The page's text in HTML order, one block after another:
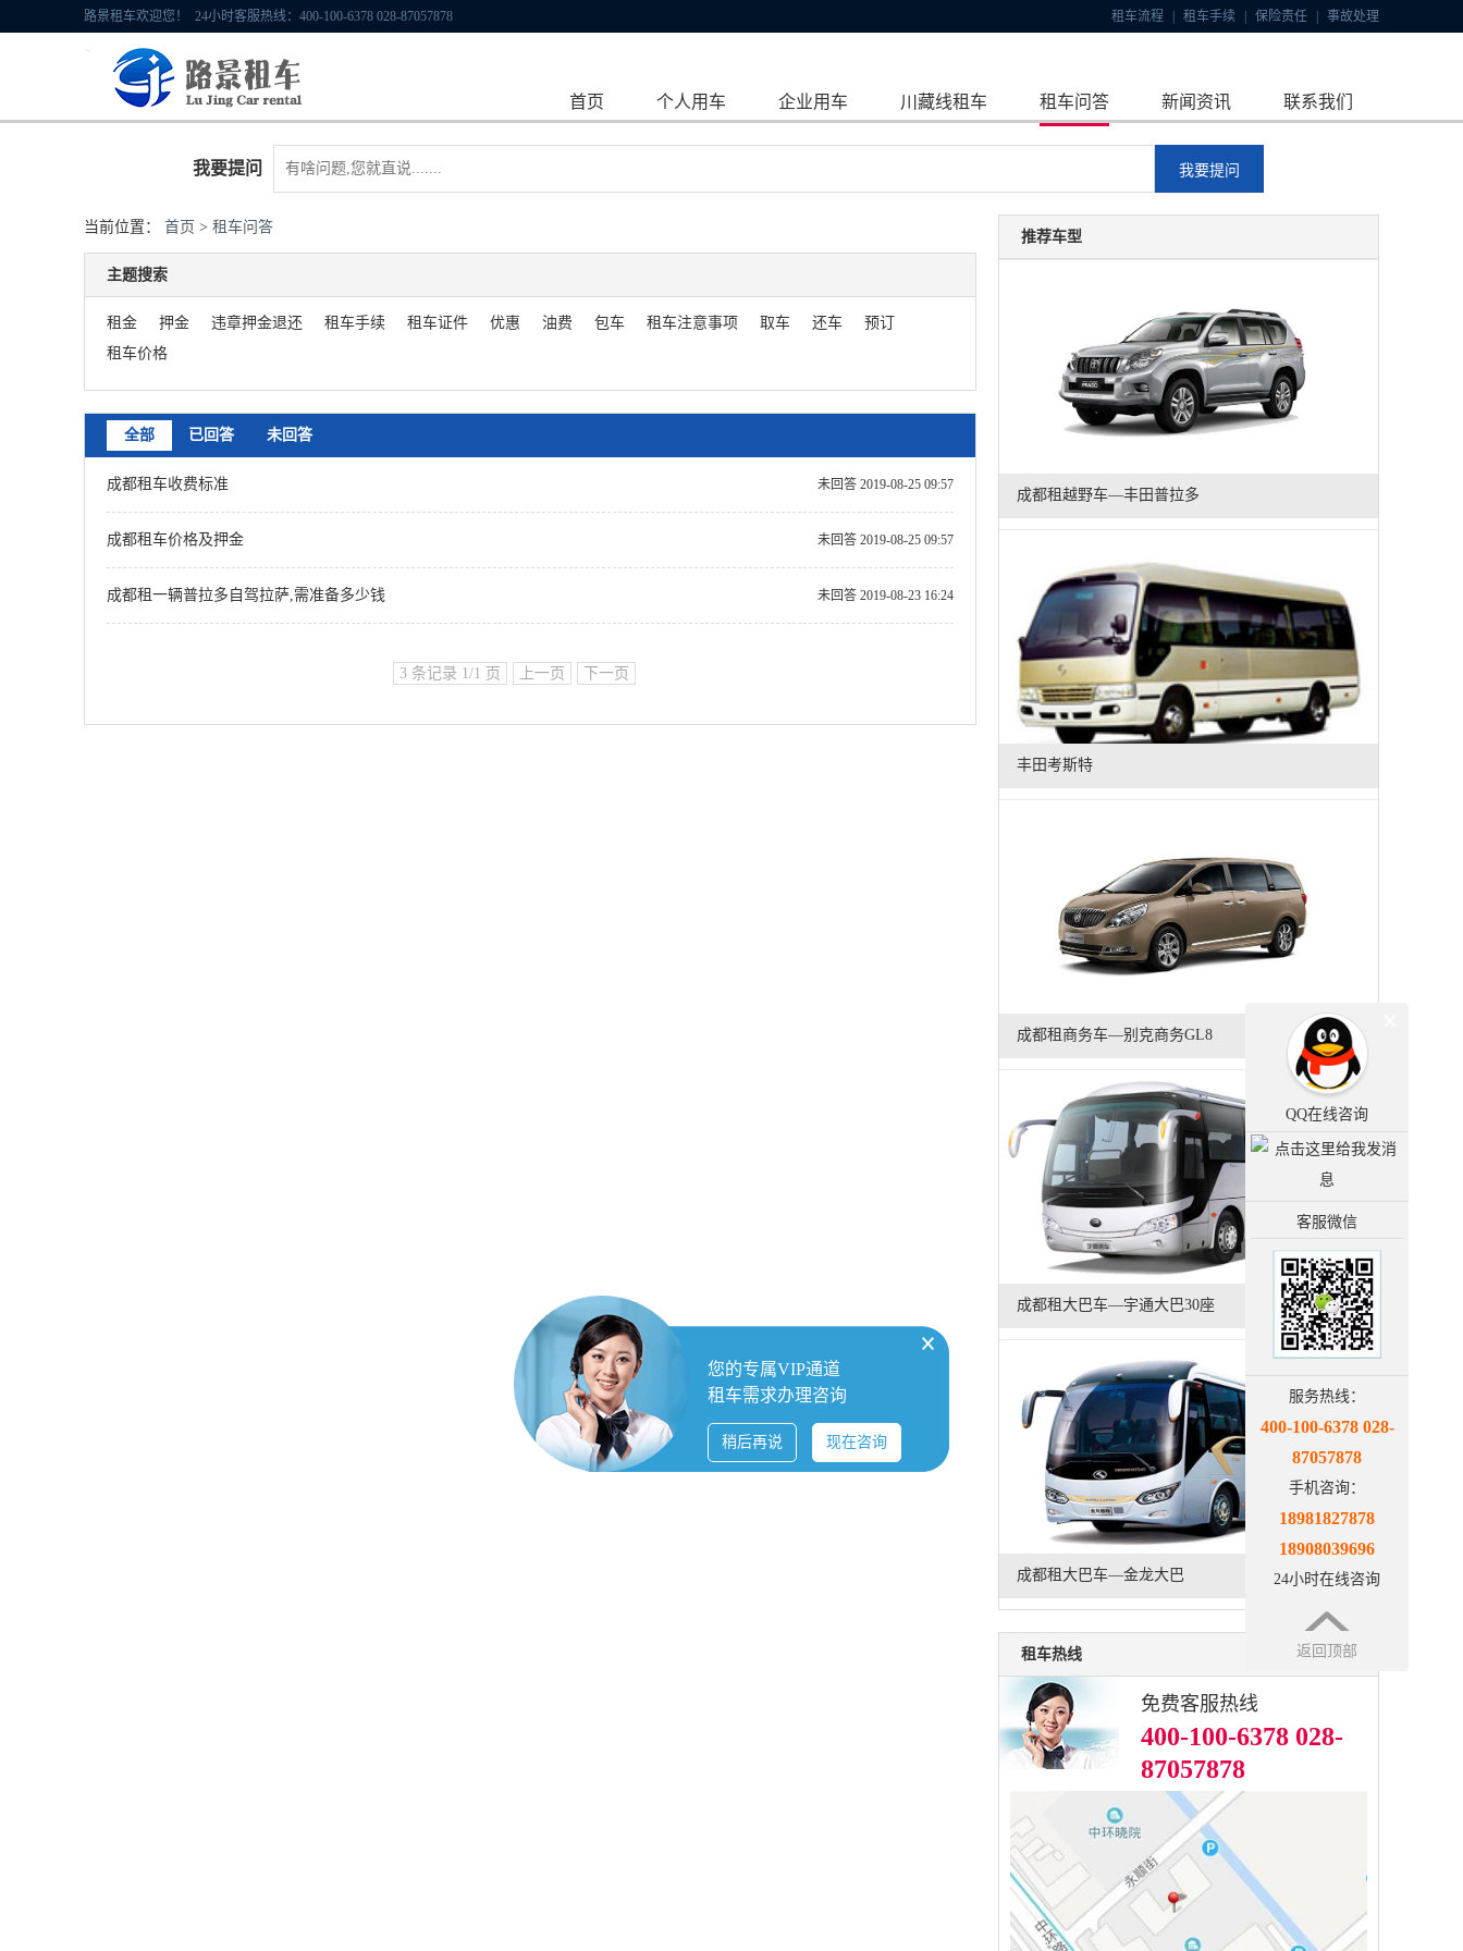
路景租车欢迎您！ 24小时客服热线：400-100-6378 028-87057878 租车流程 租车手续 保险责任 事故处理
首页 个人用车 企业用车 川藏线租车 租车问答 新闻资讯 联系我们
我要提问
当前位置： 首页 > 租车问答
主题搜索
租金 押金 违章押金退还 租车手续 租车证件 优惠 油费 包车 租车注意事项 取车 还车
预订
租车价格
全部 已回答 未回答
成都租车收费标准 未回答 2019-08-25 09:57
成都租车价格及押金 未回答 2019-08-25 09:57
成都租一辆普拉多自驾拉萨,需准备多少钱 未回答 2019-08-23 16:24
3 条记录 1/1 页 上一页 下一页
推荐车型
成都租越野车—丰田普拉多
丰田考斯特
成都租商务车—别克商务GL8
成都租大巴车—宇通大巴30座
成都租大巴车—金龙大巴
租车热线
免费客服热线
400-100-6378 028-
87057878
QQ在线咨询
客服微信
服务热线：
400-100-6378 028-
87057878
手机咨询：
18981827878
18908039696
24小时在线咨询
返回顶部
您的专属VIP通道
租车需求办理咨询
稍后再说 现在咨询